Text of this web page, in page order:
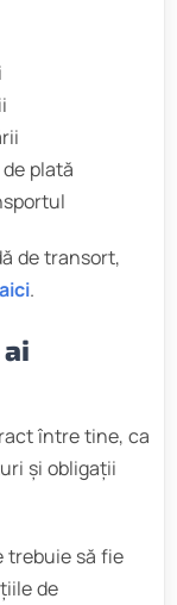
plată
de transort,
.
între tine, ca
și obligații
trebuie să fie
de